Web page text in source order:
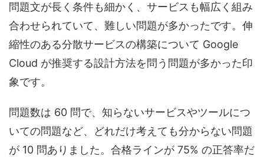
問題文が長く条件も細かく、サービスも幅広く組み
合わせられていて、難しい問題が多かったです。伸
縮性のある分散サービスの構築について Google
Cloud が推奨する設計方法を問う問題が多かった印
象です。
問題数は 60 問で、知らないサービスやツールにつ
いての問題など、どれだけ考えても分からない問題
が 10 問ありました。合格ラインが 75% の正答率だ